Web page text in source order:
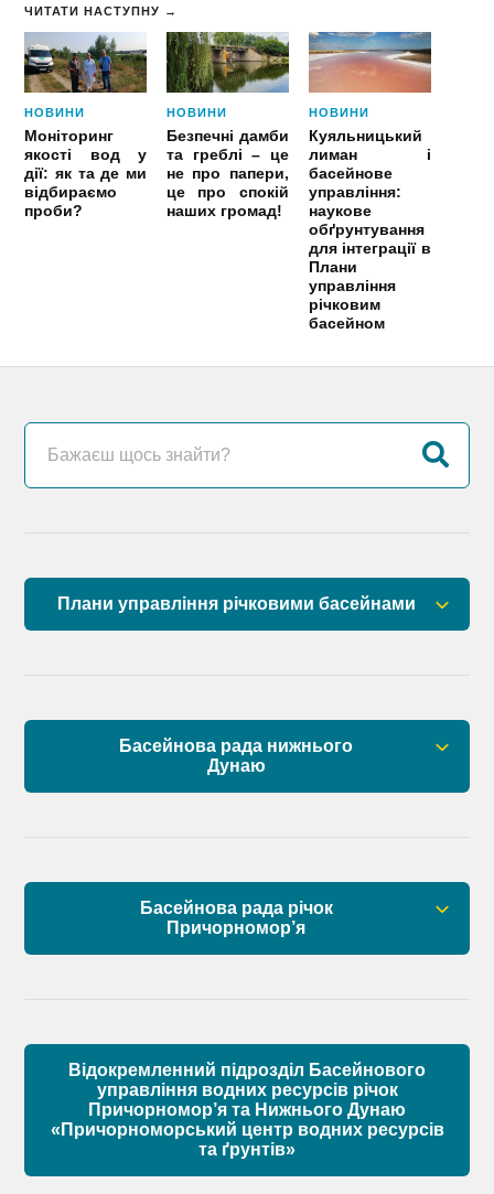
ЧИТАТИ НАСТУПНУ →
НОВИНИ
Моніторинг
якості вод у
дії: як та де ми
відбираємо
проби?
НОВИНИ
Безпечні дамби
та греблі – це
не про папери,
це про спокій
наших громад!
НОВИНИ
Куяльницький
лиман і
басейнове
управління:
наукове
обґрунтування
для інтеграції в
Плани
управління
річковим
басейном
Плани управління річковими басейнами
Басейнова рада нижнього
Дунаю
Склад Басейнової ради нижнього Дунаю
Басейнова рада річок
Причорномор’я
Склад Басейнової ради річок Причорномор’я
Матеріали
Відокремленний підрозділ Басейнового
управління водних ресурсів річок
Причорномор’я та Нижнього Дунаю
«Причорноморський центр водних ресурсів
та ґрунтів»